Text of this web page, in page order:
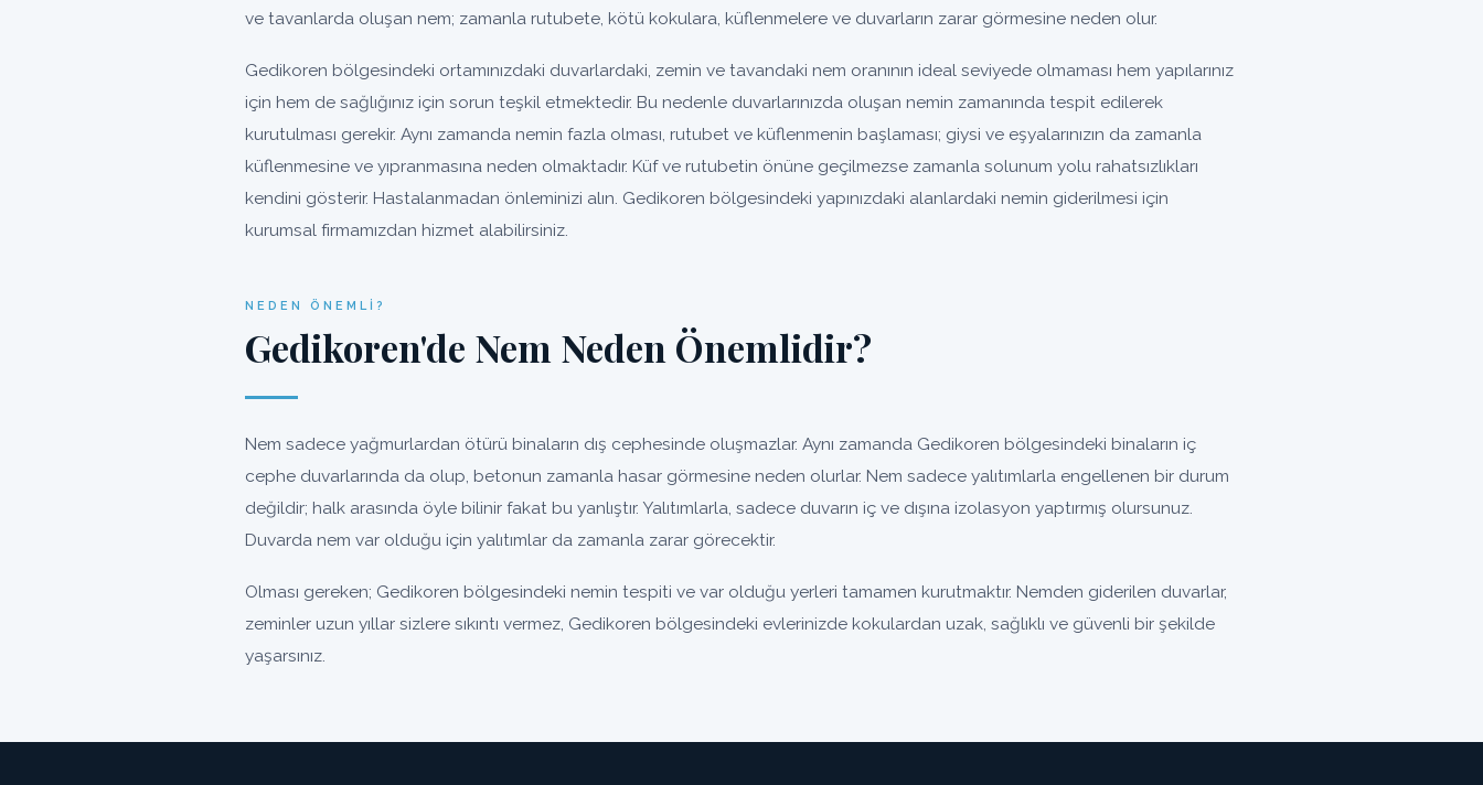
ve tavanlarda oluşan nem; zamanla rutubete, kötü kokulara, küflenmelere ve duvarların zarar görmesine neden olur.
Gedikoren bölgesindeki ortamınızdaki duvarlardaki, zemin ve tavandaki nem oranının ideal seviyede olmaması hem yapılarınız
için hem de sağlığınız için sorun teşkil etmektedir. Bu nedenle duvarlarınızda oluşan nemin zamanında tespit edilerek
kurutulması gerekir. Aynı zamanda nemin fazla olması, rutubet ve küflenmenin başlaması; giysi ve eşyalarınızın da zamanla
küflenmesine ve yıpranmasına neden olmaktadır. Küf ve rutubetin önüne geçilmezse zamanla solunum yolu rahatsızlıkları
kendini gösterir. Hastalanmadan önleminizi alın. Gedikoren bölgesindeki yapınızdaki alanlardaki nemin giderilmesi için
kurumsal firmamızdan hizmet alabilirsiniz.
NEDEN ÖNEMLI?
Gedikoren'de Nem Neden Önemlidir?
Nem sadece yağmurlardan ötürü binaların dış cephesinde oluşmazlar. Aynı zamanda Gedikoren bölgesindeki binaların iç
cephe duvarlarında da olup, betonun zamanla hasar görmesine neden olurlar. Nem sadece yalıtımlarla engellenen bir durum
değildir; halk arasında öyle bilinir fakat bu yanlıştır. Yalıtımlarla, sadece duvarın iç ve dışına izolasyon yaptırmış olursunuz.
Duvarda nem var olduğu için yalıtımlar da zamanla zarar görecektir.
Olması gereken; Gedikoren bölgesindeki nemin tespiti ve var olduğu yerleri tamamen kurutmaktır. Nemden giderilen duvarlar,
zeminler uzun yıllar sizlere sıkıntı vermez, Gedikoren bölgesindeki evlerinizde kokulardan uzak, sağlıklı ve güvenli bir şekilde
yaşarsınız.